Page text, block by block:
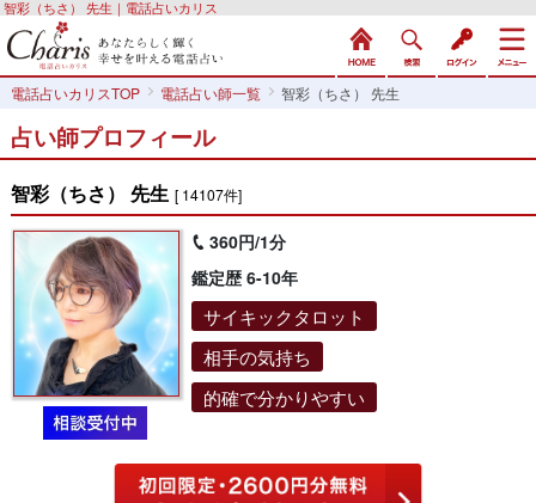
智彩（ちさ） 先生｜電話占いカリス
電話占いカリスTOP 電話占い師一覧 智彩（ちさ） 先生
占い師プロフィール
智彩（ちさ） 先生 [ 14107件]
360円/1分
鑑定歴 6-10年
サイキックタロット
相手の気持ち
的確で分かりやすい